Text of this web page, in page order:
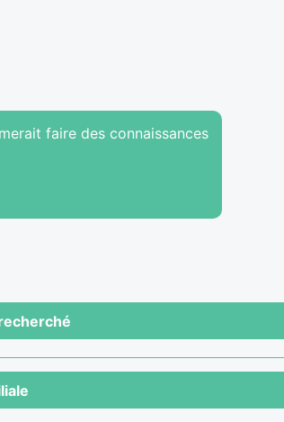
faire des connaissances